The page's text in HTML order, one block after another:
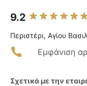
9.2
Περιστέρι, Αγίου
Εμφάνιση
Σχετικά με την